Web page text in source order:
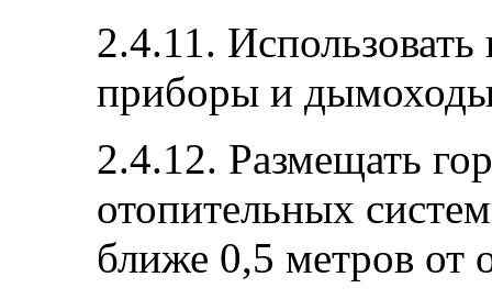
2.4.11.
приборы и
2.4.12. Размещать
отопительных
ближе 0,5 метров от